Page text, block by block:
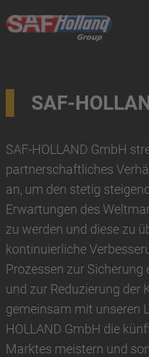
SAF-
SAF-HOLLAND GmbH
partnerschaftliches
an, um den stetig
Erwartungen des
zu werden und diese zu
kontinuierliche
Prozessen zur
und zur Reduzierung der
gemeinsam mit unseren
HOLLAND GmbH die
Marktes meistern und